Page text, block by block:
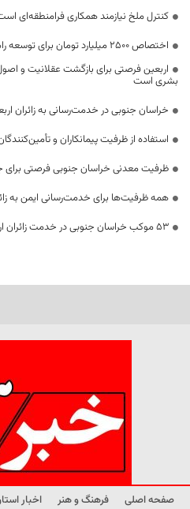
کنترل ملخ نیازمند همکاری فرامنطقه‌ای
اختصاص 2500 میلیارد تومان برای توسعه راه‌های دوبانده خراسان جنوبی
اربعین فرصتی برای بازگشت عقلانیت و
بشری است
خراسان جنوبی در خدمت‌رسانی به زائران
استفاده از ظرفیت پیمانکاران و
ظرفیت معدنی خراسان جنوبی فرصتی
همه ظرفیت‌ها برای خدمت‌رسانی ایمن به
53 موکب خراسان جنوبی در خدمت زائران اربعین
صفحه اصلی فرهنگ و هنر اخبار